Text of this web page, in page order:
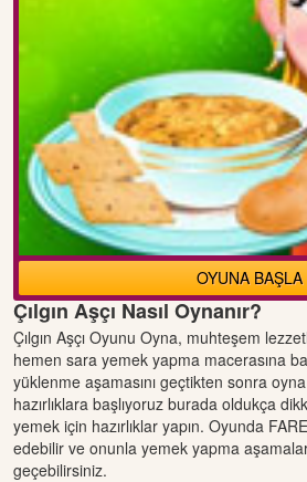
OYUNA BAŞLA
Çılgın Aşçı Nasıl Oynanır?
Çılgın Aşçı Oyunu Oyna, muhteşem
hemen sara yemek yapma macerasına
yüklenme aşamasını geçtikten sonra
hazırlıklara başlıyoruz burada oldukça
yemek için hazırlıklar yapın. Oyunda
edebilir ve onunla yemek yapma
geçebilirsiniz.